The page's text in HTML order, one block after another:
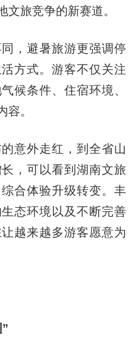
文旅竞争的新赛道。
避暑旅游更强调停
方式。游客不仅关注
候条件、住宿环境、
容。
外走红，到全省山
，可以看到湖南文旅
合体验升级转变。丰
态环境以及不断完善
越来越多游客愿意为